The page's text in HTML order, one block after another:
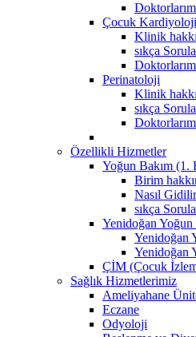
Çocuk Kardiyoloji
Klinik
sıkça
Perinatoloji
Klinik
sıkça
Özellikli Hizmetler
Yoğun Bakım (1.
Birim
Nasıl
sıkça
Yenidoğan Yoğun
Yenidoğan
Yenidoğan
ÇİM (Çocuk
Sağlık Hizmetlerimiz
Ameliyahane
Eczane
Odyoloji